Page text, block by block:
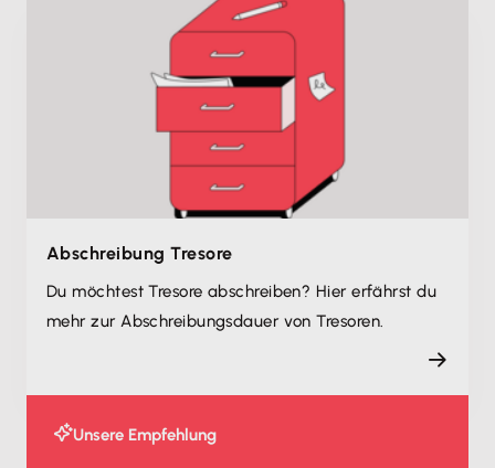
Abschreibung Tresore
Du möchtest Tresore abschreiben? Hier erfährst du
mehr zur Abschreibungsdauer von Tresoren.
Unsere Empfehlung